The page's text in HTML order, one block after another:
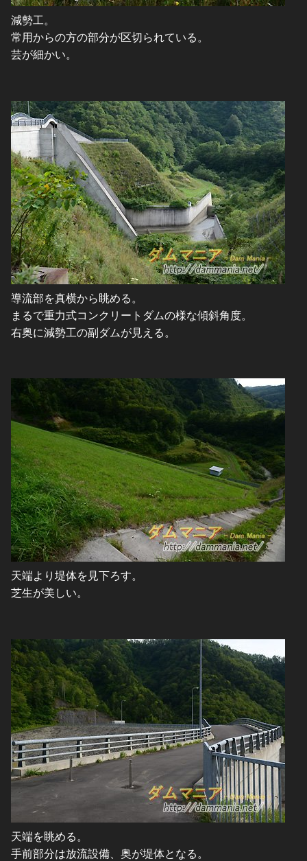
減勢工。
常用からの方の部分が区切られている。
芸が細かい。
導流部を真横から眺める。
まるで重力式コンクリートダムの様な傾斜角度。
右奥に減勢工の副ダムが見える。
天端より堤体を見下ろす。
芝生が美しい。
天端を眺める。
手前部分は放流設備、奥が堤体となる。